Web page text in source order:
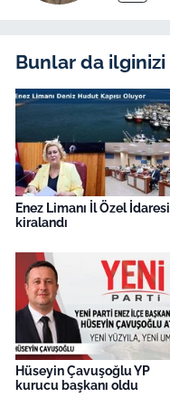
Bunlar da
Enez Limanı İl Özel
kiralandı
Hüseyin Çavuşoğlu YP
kurucu başkanı oldu